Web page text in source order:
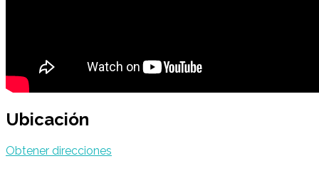
Ubicación
Obtener direcciones